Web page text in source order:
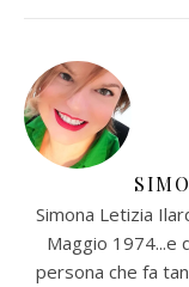
Simona Letizia
Maggio 1974...e
persona che fa